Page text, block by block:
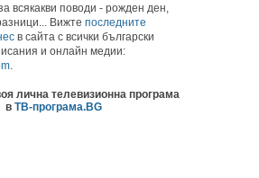
всякакви поводи - рожден ден,
Вижте последните
в сайта с всички български
и онлайн медии:
.
лична телевизионна програма
в ТВ-програма.BG